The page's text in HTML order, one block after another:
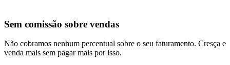
Sem comissão sobre vendas
Não cobramos nenhum percentual sobre o seu faturamento. Cresça e
venda mais sem pagar mais por isso.